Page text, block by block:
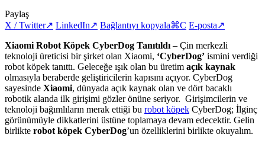
Paylaş
X / Twitter↗ LinkedIn↗ Bağlantıyı kopyala⌘C E-posta↗
Xiaomi Robot Köpek CyberDog Tanıtıldı – Çin merkezli
teknoloji üreticisi bir şirket olan Xiaomi, ‘CyberDog’ ismini verdiği
robot köpek tanıttı. Geleceğe ışık olan bu üretim açık kaynak
olmasıyla beraberde geliştiricilerin kapısını açıyor. CyberDog
sayesinde Xiaomi, dünyada açık kaynak olan ve dört bacaklı
robotik alanda ilk girişimi gözler önüne seriyor. Girişimcilerin ve
teknoloji bağımlıların merak ettiği bu robot köpek CyberDog; İlginç
görünümüyle dikkatlerini üstüne toplamaya devam edecektir. Gelin
birlikte robot köpek CyberDog’un özelliklerini birlikte okuyalım.